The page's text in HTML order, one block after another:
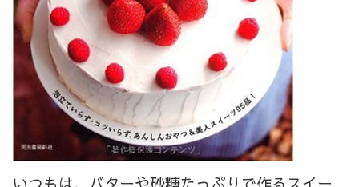
いつもは、バターや砂糖たっぷりで作るスイー